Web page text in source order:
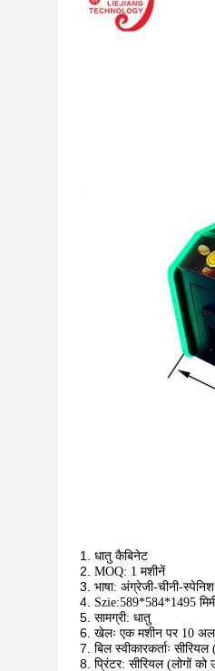
धातु कैबिनेट
MOQ: 1 मशीनें
भाषा: अंग्रेजी-चीनी-स्पेनिश
Szie:589*584*1495
सामग्री: धातु
खेलः एक मशीन पर 10
बिल स्वीकारकर्ताः
प्रिंटर: सीरियल (लोगों